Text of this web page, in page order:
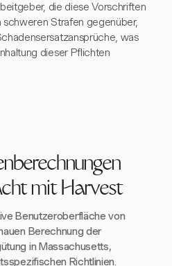
die diese Vorschriften
schweren Strafen gegenüber,
was
dieser Pflichten
mit Harvest
Benutzeroberfläche von
Berechnung der
in Massachusetts,
Richtlinien.